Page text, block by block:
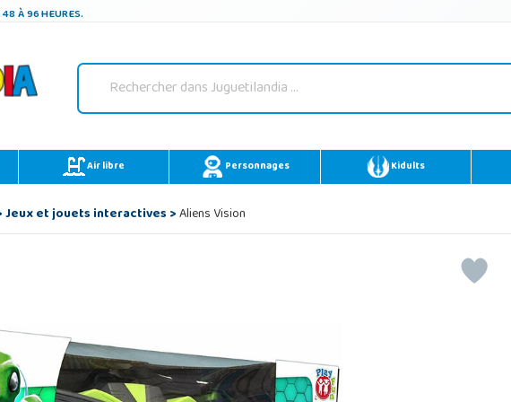
À 96 HEURES.
Air libre Personnages Kidults
Jeux et jouets interactives>Aliens Vision